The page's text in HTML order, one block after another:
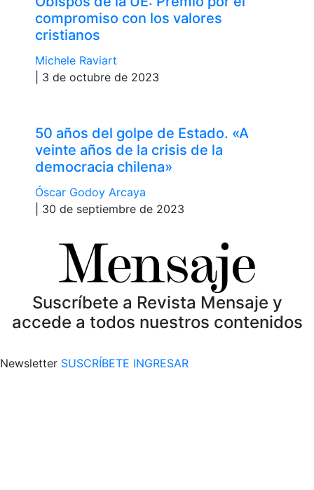
compromiso con los valores
cristianos
Michele Raviart
| 3 de octubre de 2023
50 años del golpe de Estado. «A
veinte años de la crisis de la
democracia chilena»
Óscar Godoy Arcaya
| 30 de septiembre de 2023
Suscríbete a Revista Mensaje y
accede a todos nuestros contenidos
Newsletter SUSCRÍBETE INGRESAR